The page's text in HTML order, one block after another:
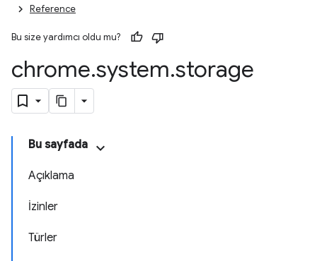
Reference
Bu size yardımcı oldu mu?
chrome.system.storage
Bu sayfada
Açıklama
İzinler
Türler